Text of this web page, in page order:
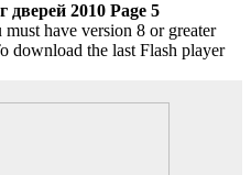
дверей 2010 Page 5
have version 8 or greater
download the last Flash player